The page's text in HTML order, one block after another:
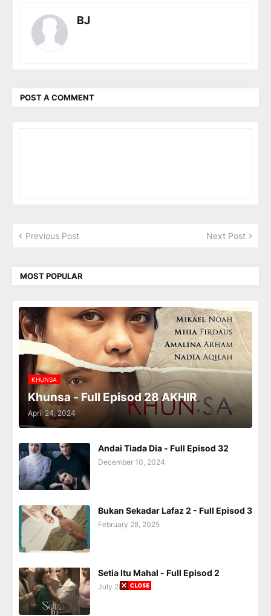
BJ
POST A COMMENT
Previous Post Next Post
MOST POPULAR
KHUNSA
Khunsa - Full Episod 28 AKHIR
April 24, 2024
Andai Tiada Dia - Full Episod 32
December 10, 2024
Bukan Sekadar Lafaz 2 - Full Episod 3
February 28, 2025
Setia Itu Mahal - Full Episod 2
July 28, 2025